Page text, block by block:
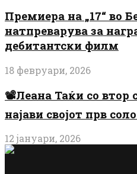
Премиера на „17“ во
натпреварува за
дебитантски филм
18 февруари, 2026
📽️Леана Таќи со втор
најави својот прв
12 јануари, 2026